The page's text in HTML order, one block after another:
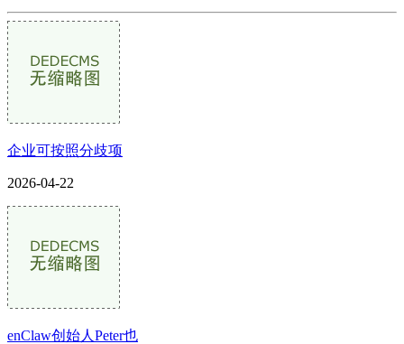
企业可按照分歧项
2026-04-22
enClaw创始人Peter也